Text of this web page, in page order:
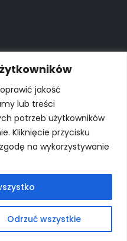
jakość
lub treści
potrzeb użytkowników
Kliknięcie przycisku
na wykorzystywanie
Odrzuć wszystkie
sztuki preorder
All Rights Reserved